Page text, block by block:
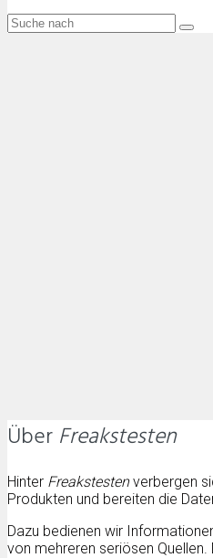
Über Freakstesten
Hinter Freakstestenverbergen
Produkten und bereiten die
Dazu bedienen wir
von mehreren seriösen